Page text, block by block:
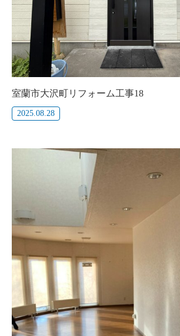
室蘭市大沢町リフォーム工事18
2025.08.28